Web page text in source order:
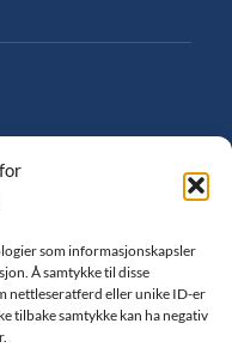
som informasjonskapsler
Å samtykke til disse
nettleseratferd eller unike ID-er
tilbake samtykke kan ha negativ